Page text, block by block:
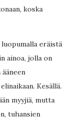
koska
luopumalla eräistä
ainoa, jolla on
Kesällä.
myyjiä, mutta
tuhansien